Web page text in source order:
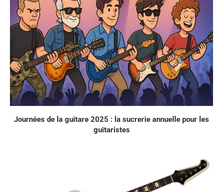
Journées de la guitare 2025 : la sucrerie annuelle pour les
guitaristes